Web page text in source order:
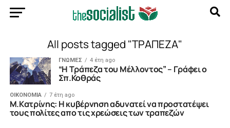
All posts tagged "ΤΡΑΠΕΖΑ"
ΓΝΩΜΕΣ 4 έτη ago
“Η Τράπεζα του Μέλλοντος” – Γράφει ο
Σπ.Κοθράς
ΟΙΚΟΝΟΜΙΑ 7 έτη ago
M.Kατρίνης: Η κυβέρνηση αδυνατεί να προστατέψει
τους πολίτες απο τις χρεώσεις των τραπεζών